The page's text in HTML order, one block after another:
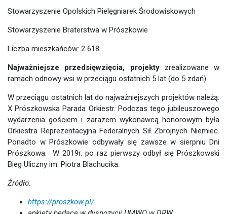
Stowarzyszenie Opolskich Pielęgniarek Środowiskowych
Stowarzyszenie Braterstwa w Prószkowie
Liczba mieszkańców: 2 618
Najważniejsze przedsięwzięcia, projektyzrealizowane w
ramach odnowy wsi w przeciągu ostatnich 5 lat (do 5 zdań)
W przeciągu ostatnich lat do najważniejszych projektów należą:
X Prószkowska Parada Orkiestr. Podczas tego jubileuszowego
wydarzenia gościem i zarazem wykonawcą honorowym była
Orkiestra Reprezentacyjna Federalnych Sił Zbrojnych Niemiec.
Ponadto w Prószkowie odbywały się zawsze w sierpniu Dni
Prószkowa. W 2019r. po raz pierwszy odbył się Prószkowski
Bieg Uliczny im. Piotra Blachucika.
Źródło:
https://proszkow.pl/